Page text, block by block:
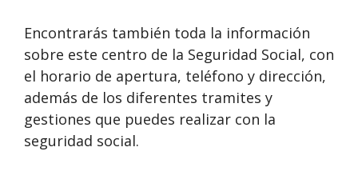
Encontrarás también toda la información
sobre este centro de la Seguridad Social, con
el horario de apertura, teléfono y dirección,
además de los diferentes tramites y
gestiones que puedes realizar con la
seguridad social.